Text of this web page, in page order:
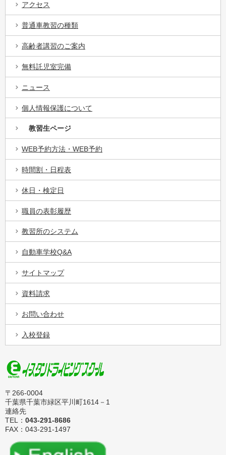
アクセス
普通車教習の種類
高齢者講習のご案内
無料託児室完備
ニュース
個人情報保護について
教習生ページ
WEB予約方法・WEB予約
時間割・日程表
休日・検定日
職員の表彰履歴
教習所のシステム
自動車学校Q&A
サイトマップ
資料請求
お問い合わせ
入校登録
〒266-0004
千葉県千葉市緑区平川町1614－1
連絡先
TEL： 043-291-8686
FAX：043-291-1497